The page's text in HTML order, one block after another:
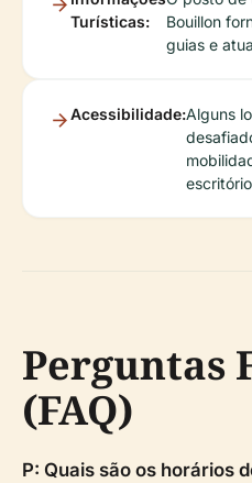
Turísticas:
Bouillon
guias e
Acessibilidade:Alguns
Perguntas
(FAQ)
P: Quais são os horários